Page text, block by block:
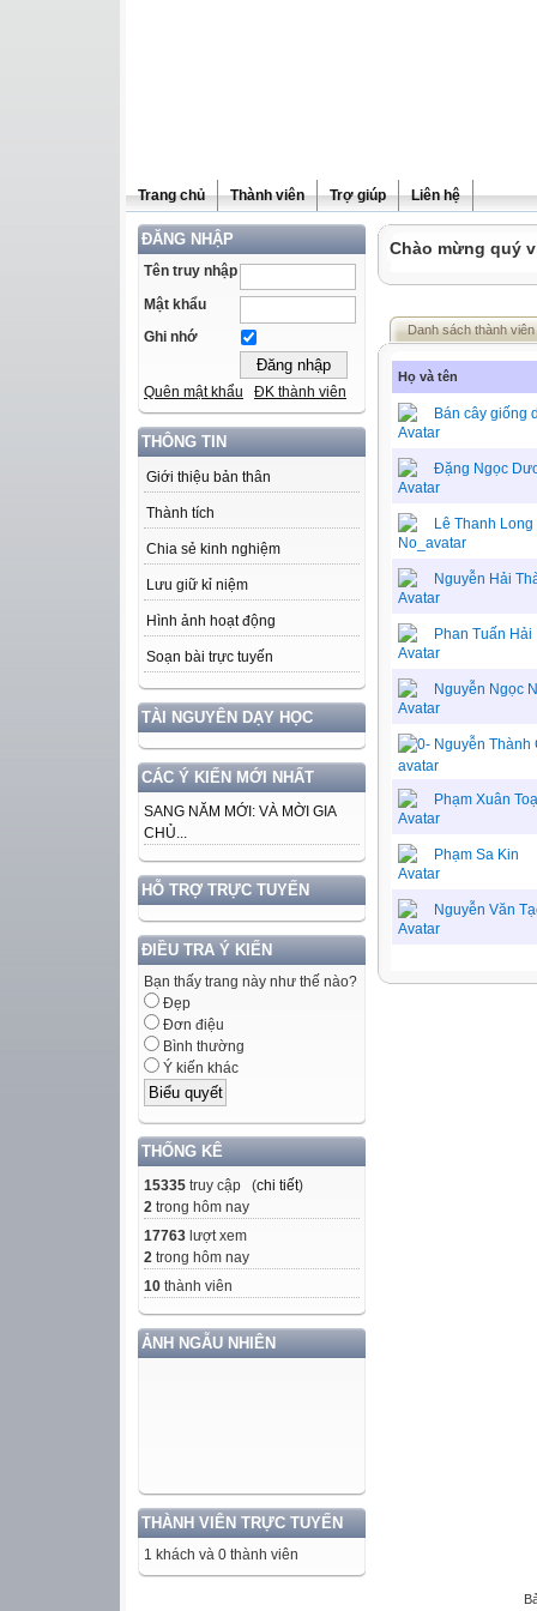
Trang chủ Thành viên Trợ giúp Liên hệ
ĐĂNG NHẬP
Tên truy nhập
Mật khẩu
Ghi nhớ
Quên mật khẩu ĐK thành viên
THÔNG TIN
Giới thiệu bản thân
Thành tích
Chia sẻ kinh nghiệm
Lưu giữ kỉ niệm
Hình ảnh hoạt động
Soạn bài trực tuyến
TÀI NGUYÊN DẠY HỌC
CÁC Ý KIẾN MỚI NHẤT
SANG NĂM MỚI: VÀ MỜI GIA
CHỦ...
HỖ TRỢ TRỰC TUYẾN
ĐIỀU TRA Ý KIẾN
Bạn thấy trang này như thế nào?
Đẹp
Đơn điệu
Bình thường
Ý kiến khác
THỐNG KÊ
15335 truy cập (chi tiết)
2 trong hôm nay
17763 lượt xem
2 trong hôm nay
10 thành viên
ẢNH NGẪU NHIÊN
THÀNH VIÊN TRỰC TUYẾN
1 khách và 0 thành viên
Chào mừng quý
Danh sách thành
Họ và tên
Bán cây giống
Đặng Ngọc
Lê Thanh Long
Nguyễn Hải
Phan Tuấn Hải
Nguyễn Ngọc
Nguyễn Thành
Phạm Xuân
Phạm Sa Kin
Nguyễn Văn